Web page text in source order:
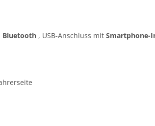
Bluetooth , USB-Anschluss mitSmartphone-